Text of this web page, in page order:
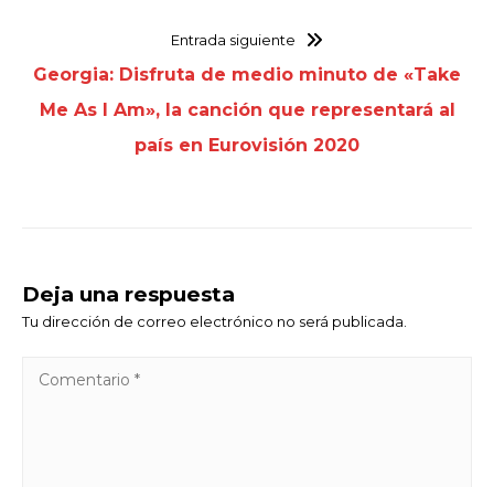
Entrada siguiente
Georgia: Disfruta de medio minuto de «Take
Me As I Am», la canción que representará al
país en Eurovisión 2020
Deja una respuesta
Tu dirección de correo electrónico no será publicada.